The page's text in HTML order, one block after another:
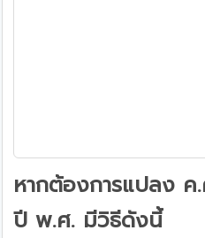
หากต้องการแปลง ค
ปี พ.ศ. มีวิธีดังนี้